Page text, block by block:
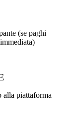
(se paghi
alla piattaforma